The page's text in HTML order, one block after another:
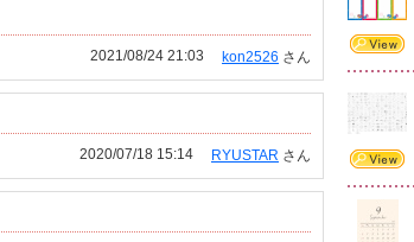
kon2526 さん
2021/08/24 21:03
RYUSTAR さん
2020/07/18 15:14